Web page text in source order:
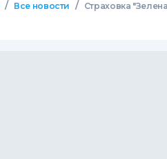
/ Все новости / Страховка